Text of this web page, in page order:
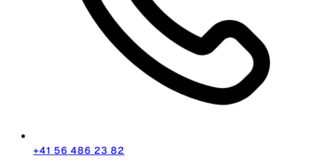
+41 56 486 23 82